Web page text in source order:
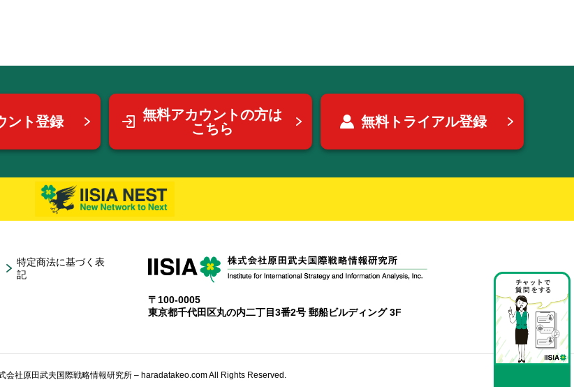
ント登録
無料アカウントの方は
こちら
無料トライアル登録
特定商法に基づく表
記
〒100-0005
東京都千代田区丸の内二丁目3番2号 郵船ビルディング 3F
会社原田武夫国際戦略情報研究所 – haradatakeo.com All Rights Reserved.